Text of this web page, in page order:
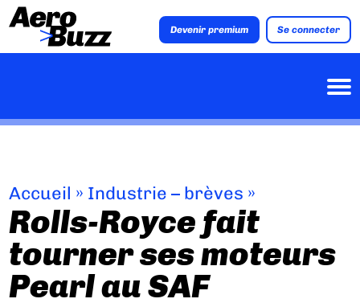
Devenir premium Se connecter
Accueil » Industrie – brèves »
Rolls-Royce fait
tourner ses moteurs
Pearl au SAF